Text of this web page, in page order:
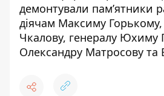
демонтували пам’ятники
діячам Максиму
Чкалову, генералу Юхиму
Олександру Матросову та